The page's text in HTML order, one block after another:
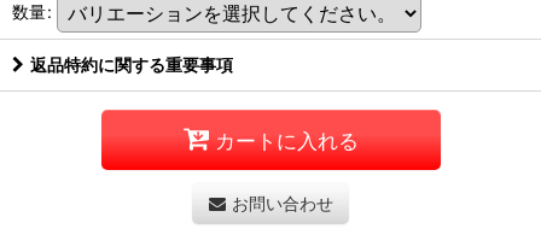
数量:
返品特約に関する重要事項
カートに入れる
お問い合わせ